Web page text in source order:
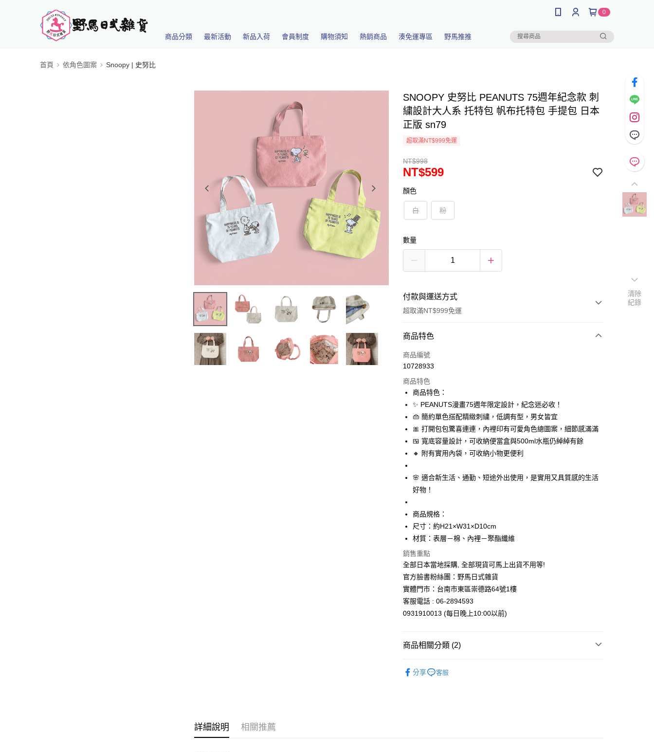
0
商品分類 最新活動 新品入荷 會員制度 購物須知 熱銷商品 湊免運專區 野馬推推
首頁 依角色圖案 Snoopy | 史努比
SNOOPY 史努比 PEANUTS 75週年紀念款 刺
繍設計大人系 托特包 帆布托特包 手提包 日本
正版 sn79
超取滿NT$999免運
NT$998
NT$599
顏色
白 粉
數量
付款與運送方式
超取滿NT$999免運
付款方式
信用卡一次付款
3 期 0 利率 每期
合作金庫商業銀行
第一商業銀行
華南商業銀行
彰化商業銀行
國泰世華商業銀行
兆豐國際商業銀行
臺灣中小企業銀行
台中商業銀行
匯豐（台灣）商業銀行
華泰商業銀行
元大商業銀行
永豐商業銀行
台新國際商業銀行
超商取貨付款
Apple Pay
悠遊付
Google Pay
ATM付款
全家取貨付款
每筆NT$65，滿NT$999(含以上)免運費
付款後全家取貨
每筆NT$65，滿NT$999(含以上)免運費
商品特色
商品編號
10728933
商品特色
商品特色：
✨ PEANUTS漫畫75週年限定設計，紀念迷必收！
👜 簡約單色搭配精緻刺繍，低調有型，男女皆宜
🎀 打開包包驚喜連連，內裡印有可愛角色總圖案，細節感滿滿
🍱 寬底容量設計，可收納便當盒與500ml水瓶仍綽綽有餘
🔸 附有實用內袋，可收納小物更便利
🌸 適合新生活、通勤、短途外出使用，是實用又具質感的生活
好物！
商品規格：
尺寸：約H21×W31×D10cm
材質：表層－棉、內裡－聚酯纖維
銷售重點
全部日本當地採購, 全部現貨可馬上出貨不用等!
官方臉書粉絲團：野馬日式雜貨
實體門市：台南市東區崇德路64號1樓
客服電話 : 06-2894593
0931910013 (每日晚上10:00以前)
商品相關分類 (2)
分享 客服
詳細說明 相關推薦
清除
紀錄